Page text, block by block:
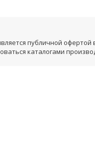
публичной офертой
каталогами